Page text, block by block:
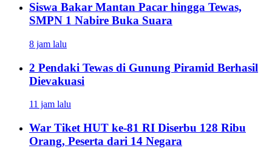
Siswa Bakar Mantan Pacar hingga Tewas,
SMPN 1 Nabire Buka Suara
8 jam lalu
2 Pendaki Tewas di Gunung Piramid Berhasil
Dievakuasi
11 jam lalu
War Tiket HUT ke-81 RI Diserbu 128 Ribu
Orang, Peserta dari 14 Negara